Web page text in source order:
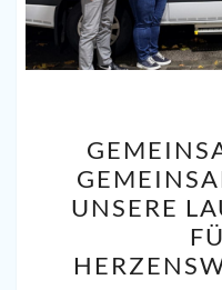
UNSERE